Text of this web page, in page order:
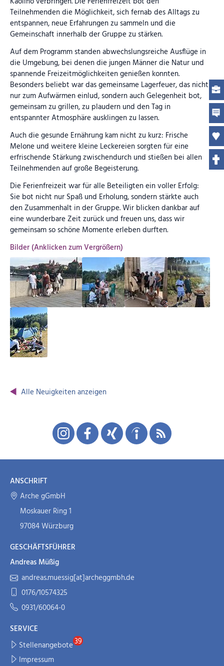
Teilnehmenden die Möglichkeit, sich fernab des Alltags zu
entspannen, neue Erfahrungen zu sammeln und die
Gemeinschaft innerhalb der Gruppe zu stärken.
Auf dem Programm standen abwechslungsreiche Ausflüge in
die Umgebung, bei denen die jungen Männer die Natur und
spannende Freizeitmöglichkeiten genießen konnten.
Besonders beliebt war das gemeinsame Lagerfeuer, das nicht
nur zum Aufwärmen einlud, sondern auch Gelegenheit bot,
gemeinsam zu grillen, zu plaudern und den Tag in
entspannter Atmosphäre ausklingen zu lassen.
Auch die gesunde Ernährung kam nicht zu kurz: Frische
Melone und weitere kleine Leckereien sorgten für eine
erfrischende Stärkung zwischendurch und stießen bei allen
Teilnehmenden auf große Begeisterung.
Die Ferienfreizeit war für alle Beteiligten ein voller Erfolg:
Sie bot nicht nur Spaß und Erholung, sondern stärkte auch
den Zusammenhalt in der Gruppe. Wir blicken dankbar auf
eine wunderbare Zeit zurück und freuen uns, dass wir
gemeinsam so schöne Momente erleben durften.
Bilder (Anklicken zum Vergrößern)
Alle Neuigkeiten anzeigen
ANSCHRIFT
Arche gGmbH
Moskauer Ring 1
97084 Würzburg
GESCHÄFTSFÜHRER
Andreas Müßig
andreas.muessig[at]archeggmbh.de
0176/10574325
0931/60064-0
SERVICE
Stellenangebote
Impressum